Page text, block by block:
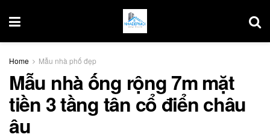
Home Mẫu nhà phố đẹp
Mẫu nhà ống rộng 7m mặt
tiền 3 tầng tân cổ điển châu
âu